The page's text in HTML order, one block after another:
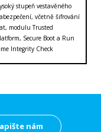
stupeň vestavěného
včetně šifrování
modulu Trusted
Secure Boot a Run
Integrity Check
nám